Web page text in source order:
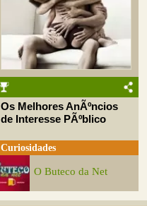
Os Melhores AnÃºncios
de Interesse PÃºblico
Curiosidades
O Buteco da Net